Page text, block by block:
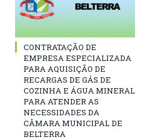
CONTRATAÇÃO DE
EMPRESA ESPECIALIZADA
PARA AQUISIÇÃO DE
RECARGAS DE GÁS DE
COZINHA E ÁGUA MINERAL
PARA ATENDER AS
NECESSIDADES DA
CÂMARA MUNICIPAL DE
BELTERRA